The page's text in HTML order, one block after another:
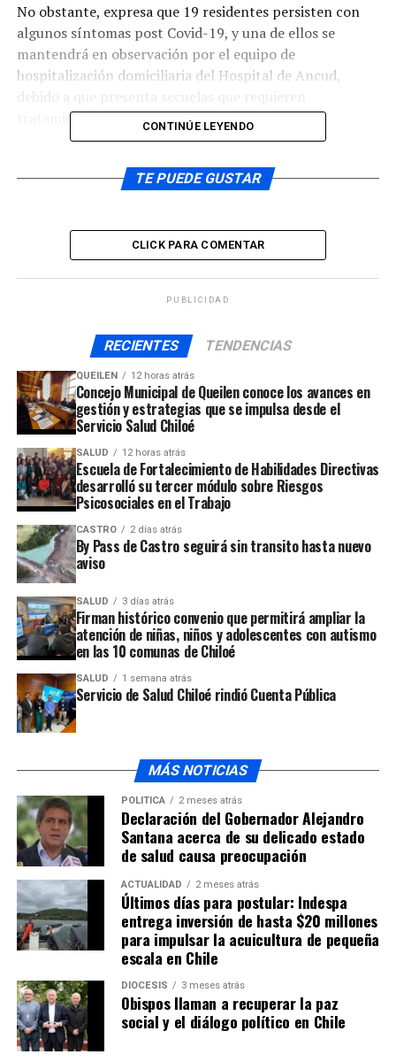
No obstante, expresa que 19 residentes persisten con
algunos síntomas post Covid-19, y una de ellos se
mantendrá en observación por el equipo de
hospitalización domiciliaria del Hospital de Ancud,
tratamiento médico.
Pudeto Bajo, Ximena Bohle, aclaró que NO ha sido dado
Centro de salud familiar puntualizó cuál es el estado de
Finalmente el informe del Hogar San Vicente de Paul
comunica que durante el fin de semana dos residentes
presentaron complicaciones de salud que, según se
informó por el equipo médico del Hospital de Ancud, no
se asocian al Covid-19 ni a la vacuna que recibieron el
sábado.
ARTÍCULOS RELACIONADOS:
UP NEXT
Luego de cuatro días de búsqueda, fue encontrado sin
vida a vecino de Linao
NO TE PIERDAS
Diversas manifestaciones han realizado funcionarios de
los hospitales de Ancud y Chaitén
CONTINÚE LEYENDO
TE PUEDE GUSTAR
CLICK PARA COMENTAR
PUBLICIDAD
RECIENTES TENDENCIAS
QUEILEN 12 horas atrás
Concejo Municipal de Queilen conoce los avances en
gestión y estrategias que se impulsa desde el
Servicio Salud Chiloé
SALUD 12 horas atrás
Escuela de Fortalecimiento de Habilidades Directivas
desarrolló su tercer módulo sobre Riesgos
Psicosociales en el Trabajo
CASTRO 2 días atrás
By Pass de Castro seguirá sin transito hasta nuevo
aviso
SALUD 3 días atrás
Firman histórico convenio que permitirá ampliar la
atención de niñas, niños y adolescentes con autismo
en las 10 comunas de Chiloé
SALUD 1 semana atrás
Servicio de Salud Chiloé rindió Cuenta Pública
MÁS NOTICIAS
POLÍTICA 2 meses atrás
Declaración del Gobernador Alejandro
Santana acerca de su delicado estado
de salud causa preocupación
ACTUALIDAD 2 meses atrás
Últimos días para postular: Indespa
entrega inversión de hasta $20 millones
para impulsar la acuicultura de pequeña
escala en Chile
DIÓCESIS 3 meses atrás
Obispos llaman a recuperar la paz
social y el diálogo político en Chile